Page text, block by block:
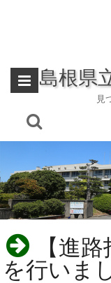
島根県
見
【進
を行いま